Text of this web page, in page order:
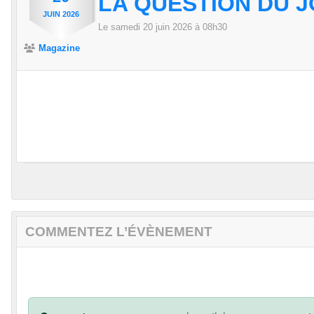
JUIN 2026
Le samedi 20 juin 2026 à 08h30
Magazine
COMMENTEZ L’ÉVÈNEMENT